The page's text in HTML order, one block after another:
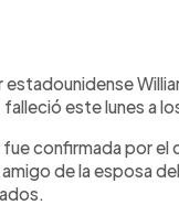
Escuchar artículo
estadounidense
este lunes a
fue confirmada por el
de la esposa